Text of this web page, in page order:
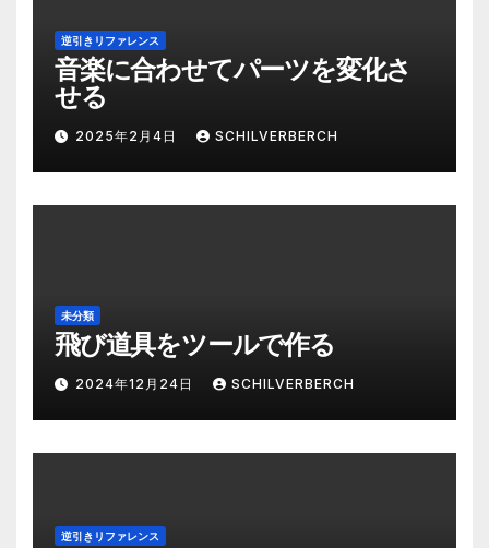
逆引きリファレンス
音楽に合わせてパーツを変化さ
せる
2025年2月4日 SCHILVERBERCH
未分類
飛び道具をツールで作る
2024年12月24日 SCHILVERBERCH
逆引きリファレンス